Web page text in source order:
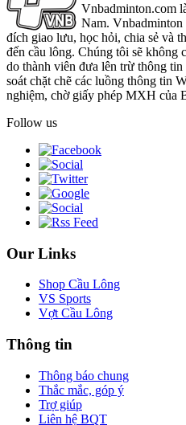
Vnbadminton.com
Nam.
đích giao lưu, học hỏi, chia sẻ và
đến cầu lông. Chúng tôi sẽ không
do thành viên đưa lên trừ thông
soát chặt chẽ các luồng thông tin
nghiệm, chờ giấy phép MXH của
Follow us
Our Links
Shop Cầu Lông
VS Sports
Vợt Cầu Lông
Thông tin
Thông báo chung
Thắc mắc, góp ý
Trợ giúp
Liên hệ BQT